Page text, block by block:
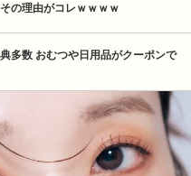
の理由がコレｗｗｗｗ
多数 おむつや日用品がクーポンで